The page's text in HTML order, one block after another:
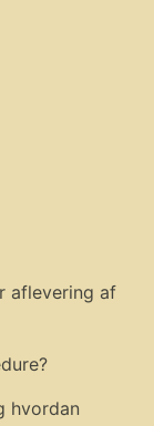
aflevering af
hvordan